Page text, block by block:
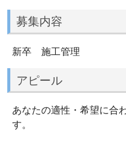
募集内容
新卒 施工管理
アピール
あなたの適性・希望に合
す。